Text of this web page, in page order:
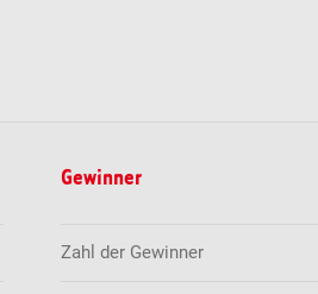
Gewinner
Zahl der Gewinner